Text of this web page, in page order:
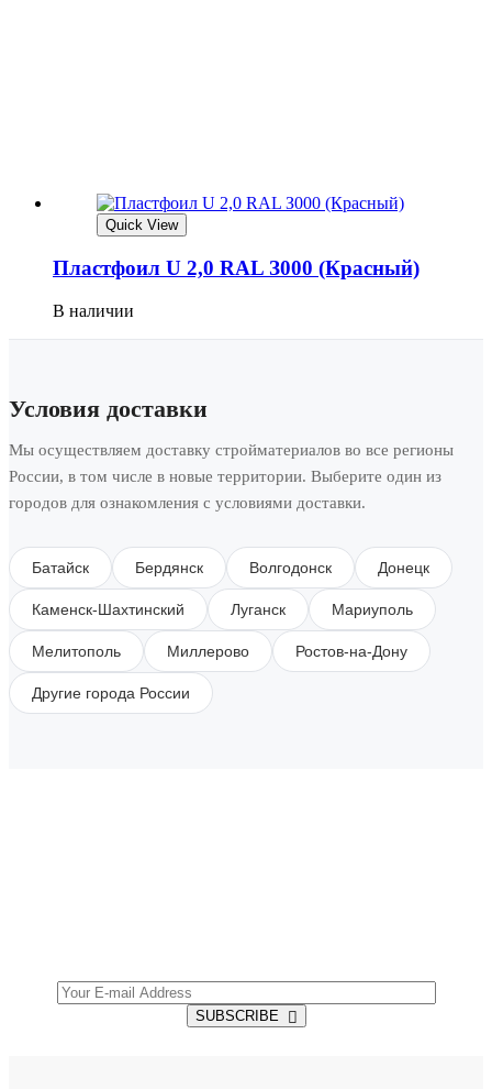
Quick View
Плaстфoил U 2,0 RAL З000 (Кpaсный)
В наличии
Условия доставки
Мы осуществляем доставку стройматериалов во все регионы
России, в том числе в новые территории. Выберите один из
городов для ознакомления с условиями доставки.
Батайск Бердянск Волгодонск Донецк
Каменск-Шахтинский Луганск Мариуполь
Мелитополь Миллерово Ростов-на-Дону
Другие города России
SUBSCRIBE